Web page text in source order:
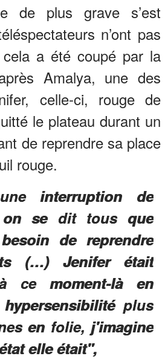
de plus grave s’est
n’ont pas
a été coupé par la
Amalya, une des
celle-ci, rouge de
le plateau durant un
de reprendre sa place
rouge.
interruption de
on se dit tous que
de reprendre
(…) Jenifer était
ce moment-là en
plus
en folie, j'imagine
elle était",